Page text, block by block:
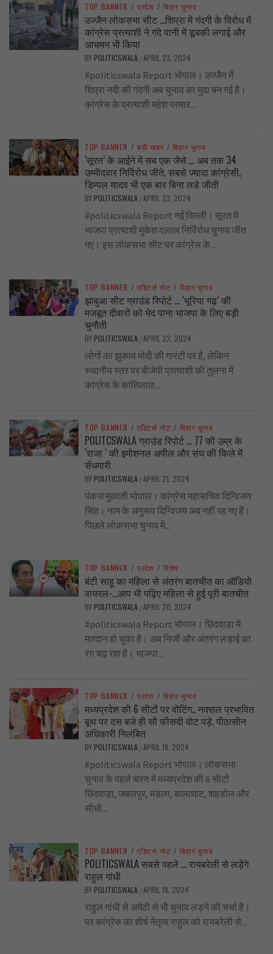
TOP BANNER / प्रदेश / बिहार चुनाव
उज्जैन लोकसभा सीट …शिप्रा में गंदगी के विरोध में
कांग्रेस प्रत्याशी ने गंदे पानी में डूबकी लगाई और
आचमन भी किया
BY POLITICSWALA /APRIL 23, 2024
#politicswala Report भोपाल। उज्जैन में
शिप्रा नदी की गंदगी अब चुनाव का मुदा बन गई है।
कांग्रेस के प्रत्याशी महेश परमार...
TOP BANNER / बड़ी खबर / बिहार चुनाव
‘सूरत’ के आईने में सब एक जैसे … अब तक 34
उम्मीदवार निर्विरोध जीते, सबसे ज्यादा कांग्रेसी,
डिम्पल यादव भी एक बार बिना लडे जीती
BY POLITICSWALA /APRIL 23, 2024
#politicswala Report नई दिल्ली। सूरत में
भाजपा प्रत्याशी मुकेश दलाल निर्विरोध चुनाव जीत
गए। इस लोकसभा सीट पर कांग्रेस के...
TOP BANNER / एडिटर्स नोट / बिहार चुनाव
झाबुआ सीट ग्राउंड रिपोर्ट … ‘भूरिया गढ़’ की
मजबूत दीवारों को भेद पाना भाजपा के लिए बड़ी
चुनौती
BY POLITICSWALA /APRIL 22, 2024
लोगों का झुकाव मोदी की गारंटी पर है, लेकिन
स्थानीय स्तर पर बीजेपी प्रत्याशी की तुलना में
कांग्रेस के कांतिलाल...
TOP BANNER / एडिटर्स नोट / बिहार चुनाव
POLITCSWALA ग्राउंड रिपोर्ट … 77 की उम्र के
‘राजा ‘ की इमोशनल अपील और संघ की किले में
सेंधमारी
BY POLITICSWALA /APRIL 21, 2024
पंकज मुकाती भोपाल। कांग्रेस महासचिव दिग्विजय
सिंह। नाम के अनुरूप दिग्विजय अब नहीं रह गए हैं।
पिछले लोकसभा चुनाव में...
TOP BANNER / प्रदेश / विशेष
बंटी साहू का महिला से अंतरंग बातचीत का ऑडियो
वायरल-…आप भी पढ़िए महिला से हुई पूरी बातचीत
BY POLITICSWALA /APRIL 20, 2024
#politicswala Report भोपाल। छिंदवाड़ा में
मतदान हो चुका है। अब निजी और अंतरंग लड़ाई का
रंग चढ़ रहा है। भाजपा...
TOP BANNER / प्रदेश / बिहार चुनाव
मध्यप्रदेश की 6 सीटों पर वोटिंग.. नक्सल प्रभावित
बूथ पर दस बजे ही सौ फीसदी वोट पड़े, पीठासीन
अधिकारी निलंबित
BY POLITICSWALA /APRIL 19, 2024
#politicswala Report भोपाल। लोकसभा
चुनाव के पहले चरण में मध्यप्रदेश की 6 सीटों
छिंदवाड़ा, जबलपुर, मंडला, बालाघाट, शहडोल और
सीधी...
TOP BANNER / एडिटर्स नोट / बिहार चुनाव
POLITICSWALA सबसे पहले … रायबरेली से लड़ेंगे
राहुल गांधी
BY POLITICSWALA /APRIL 19, 2024
राहुल गांधी से अमेठी से भी चुनाव लड़ने की चर्चा है।
पर कांग्रेस का शीर्ष नेतृत्व राहुल को रायबरेली से...